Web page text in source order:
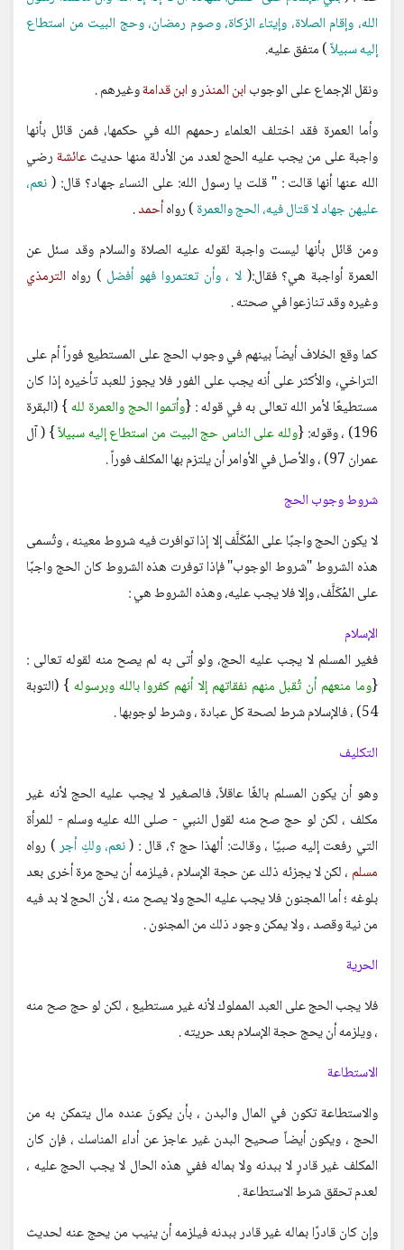
الله، وإقام الصلاة، وإيتاء الزكاة، وصوم رمضان، وحج البيت من استطاع
إليه سبيلاً) متفق عليه.
ونقل الإجماع على الوجوبابن المنذروابن قدامةوغيرهم .
وأما العمرة فقد اختلف العلماء رحمهم الله في حكمها، فمن قائل بأنها
واجبة على من يجب عليه الحج لعدد من الأدلة منها حديثعائشةرضي
الله عنها أنها قالت : " قلت يا رسول الله: على النساء جهاد؟ قال: (نعم،
عليهن جهاد لا قتال فيه، الحج والعمرة) رواهأحمد.
ومن قائل بأنها ليست واجبة لقوله عليه الصلاة والسلام وقد سئل عن
العمرة أواجبة هي؟ فقال:( لا ، وأن تعتمروا فهو أفضل ) رواه الترمذي
وغيره وقد تنازعوا في صحته .
كما وقع الخلاف أيضاً بينهم في وجوب الحج على المستطيع فوراً أم على
التراخي، والأكثر على أنه يجب على الفور فلا يجوز للعبد تأخيره إذا كان
مستطيعًا لأمر الله تعالى به في قوله : {وأتموا الحج والعمرة لله} (البقرة
196) ، وقوله: {
ولله على الناس حج البيت من استطاع إليه سبيلاً} ( آل
عمران 97) ، والأصل في الأوامر أن يلتزم بها المكلف فوراً .
شروط وجوب الحج
لا يكون الحج واجبًا على المُكَلَّف إلا إذا توافرت فيه شروط معينه ، وتُسمى
هذه الشروط "شروط الوجوب" فإذا توفرت هذه الشروط كان الحج واجبًا
على المُكَلَّف، وإلا فلا يجب عليه، وهذه الشروط هي :
الإسلام
فغير المسلم لا يجب عليه الحج، ولو أتى به لم يصح منه لقوله تعالى :
{وما منعهم أن تُقبل منهم نفقاتهم إلا أنهم كفروا بالله وبرسوله} (التوبة
54) ، فالإسلام شرط لصحة كل عبادة ، وشرط لوجوبها .
التكليف
وهو أن يكون المسلم بالغًا عاقلاً، فالصغير لا يجب عليه الحج لأنه غير
مكلف ، لكن لو حج صح منه لقول النبي - صلى الله عليه وسلم - للمرأة
التي رفعت إليه صبيًا ، وقالت: ألهذا حج ؟، قال : (نعم، ولكِ أجر) رواه
مسلم ، لكن لا يجزئه ذلك عن حجة الإسلام ، فيلزمه أن يحج مرة أخرى بعد
بلوغه ؛ أما المجنون فلا يجب عليه الحج ولا يصح منه ، لأن الحج لا بد فيه
من نية وقصد ، ولا يمكن وجود ذلك من المجنون .
الحرية
فلا يجب الحج على العبد المملوك لأنه غير مستطيع ، لكن لو حج صح منه
، ويلزمه أن يحج حجة الإسلام بعد حريته .
الاستطاعة
والاستطاعة تكون في المال والبدن ، بأن يكونَ عنده مال يتمكن به من
الحج ، ويكون أيضاً صحيح البدن غير عاجز عن أداء المناسك ، فإن كان
المكلف غير قادرٍ لا ببدنه ولا بماله ففي هذه الحال لا يجب الحج عليه ،
لعدم تحقق شرط الاستطاعة .
وإن كان قادرًا بماله غير قادر ببدنه فيلزمه أن ينيب من يحج عنه لحديث